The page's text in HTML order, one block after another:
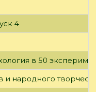
4
в 50
и народного